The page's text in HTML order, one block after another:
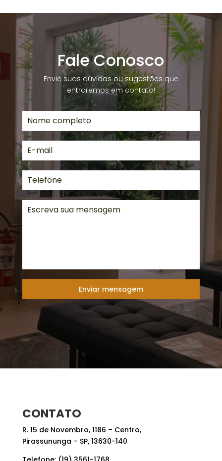
Fale Conosco
Envie suas dúvidas ou sugestões que
entraremos em contato!
Enviar mensagem
CONTATO
R. 15 de Novembro, 1186 – Centro,
Pirassununga – SP, 13630-140